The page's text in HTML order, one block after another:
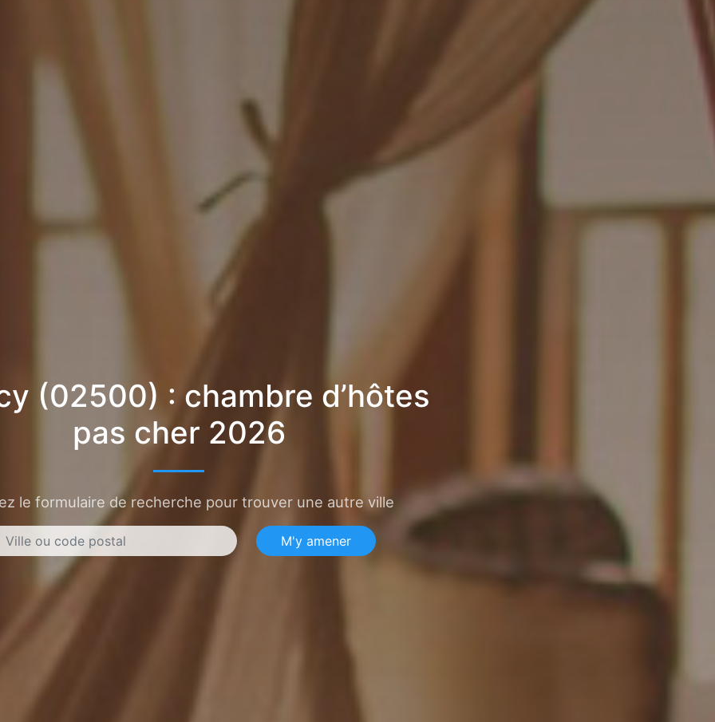
(02500) : chambre d’hôtes
pas cher 2026
le formulaire de recherche pour trouver une autre ville
M'y amener